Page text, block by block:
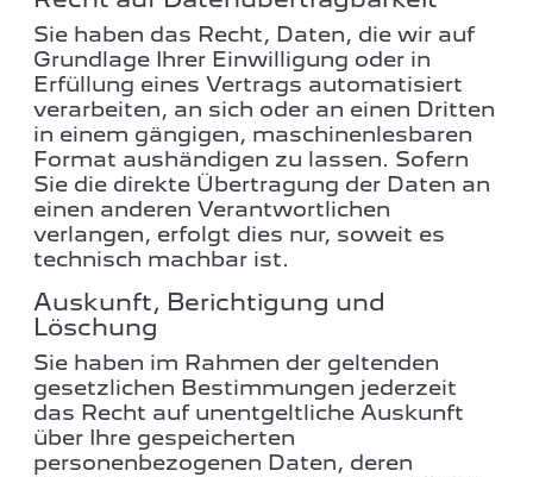
Sie haben das Recht, Daten, die wir auf
Grundlage Ihrer Einwilligung oder in
Erfüllung eines Vertrags automatisiert
verarbeiten, an sich oder an einen Dritten
in einem gängigen, maschinenlesbaren
Format aushändigen zu lassen. Sofern
Sie die direkte Übertragung der Daten an
einen anderen Verantwortlichen
verlangen, erfolgt dies nur, soweit es
technisch machbar ist.
Auskunft, Berichtigung und
Löschung
Sie haben im Rahmen der geltenden
gesetzlichen Bestimmungen jederzeit
das Recht auf unentgeltliche Auskunft
über Ihre gespeicherten
personenbezogenen Daten, deren